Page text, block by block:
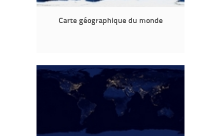
Carte géographique du monde